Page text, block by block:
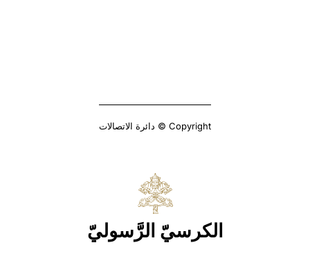
Copyright © دائرة الاتصالات
الكرسيّ الرَّسوليّ